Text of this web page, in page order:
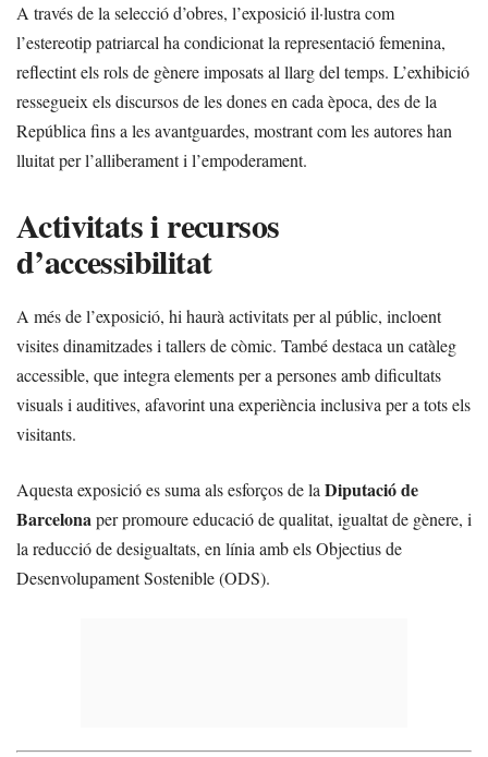
A través de la selecció d’obres, l’exposició il·lustra com
l’estereotip patriarcal ha condicionat la representació femenina,
reflectint els rols de gènere imposats al llarg del temps. L’exhibició
ressegueix els discursos de les dones en cada època, des de la
República fins a les avantguardes, mostrant com les autores han
lluitat per l’alliberament i l’empoderament.
Activitats i recursos
d’accessibilitat
A més de l’exposició, hi haurà activitats per al públic, incloent
visites dinamitzades i tallers de còmic. També destaca un catàleg
accessible, que integra elements per a persones amb dificultats
visuals i auditives, afavorint una experiència inclusiva per a tots els
visitants.
Aquesta exposició es suma als esforços de la Diputació de
Barcelonaper promoure educació de qualitat, igualtat de gènere, i
la reducció de desigualtats, en línia amb els Objectius de
Desenvolupament Sostenible (ODS).